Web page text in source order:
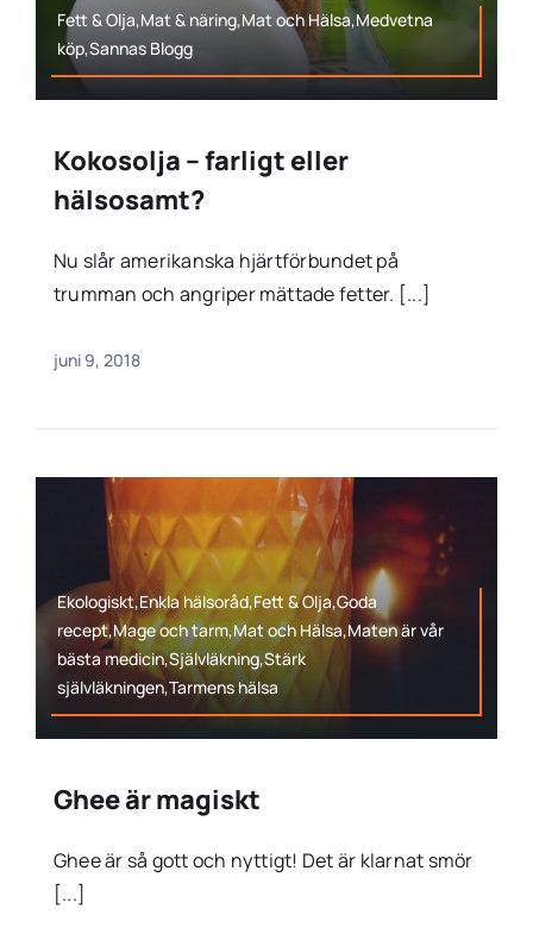
Fett & Olja,Mat & näring,Mat och Hälsa,Medvetna
köp,Sannas Blogg
Kokosolja – farligt eller
hälsosamt?
Nu slår amerikanska hjärtförbundet på
trumman och angriper mättade fetter. [...]
juni 9, 2018
Ekologiskt,Enkla hälsoråd,Fett & Olja,Goda
recept,Mage och tarm,Mat och Hälsa,Maten är vår
bästa medicin,Självläkning,Stärk
självläkningen,Tarmens hälsa
Ghee är magiskt
Ghee är så gott och nyttigt! Det är klarnat smör
[...]